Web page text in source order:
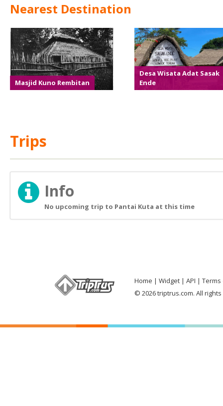
Nearest Destination
Masjid Kuno Rembitan
Desa Wisata Adat Sasak
Ende
Trips
Info
No upcoming trip to Pantai Kuta at this time
Home Widget API
Terms
© 2026 triptrus.com. All